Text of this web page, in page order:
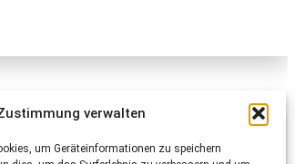
verwalten
um Geräteinformationen zu speichern
Tierschutz STS